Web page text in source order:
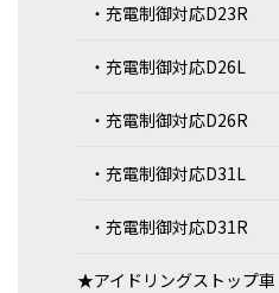
・充電制御対応D23R
・充電制御対応D26L
・充電制御対応D26R
・充電制御対応D31L
・充電制御対応D31R
★アイドリングストップ車